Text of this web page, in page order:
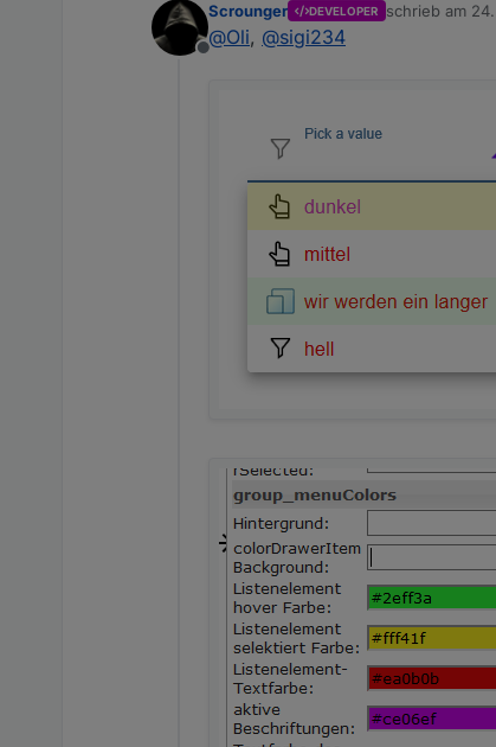
ja die 2 Minuten
Offline
Scrounger DEVELOPER schrieb am
zuletzt editiert
@Oli, @sigi234